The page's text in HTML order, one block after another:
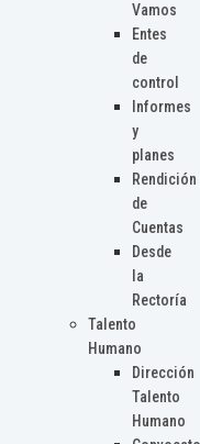
Vamos
Entes
de
control
Informes
y
planes
Rendición
de
Cuentas
Desde
la
Rectoría
Talento
Humano
Dirección
Talento
Humano